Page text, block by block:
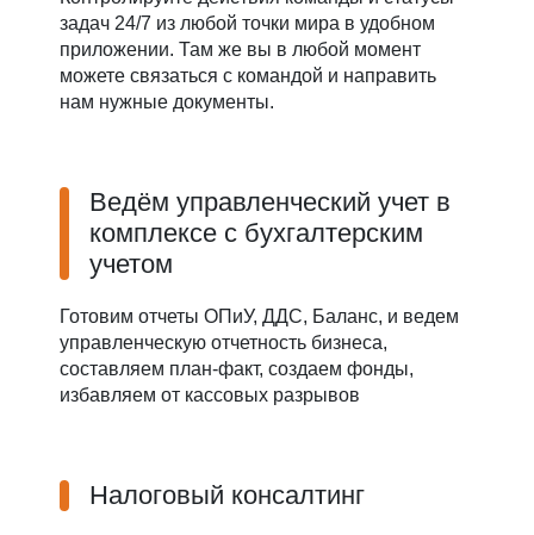
задач 24/7 из любой точки мира в удобном
приложении. Там же вы в любой момент
можете связаться с командой и направить
нам нужные документы.
Ведём управленческий учет в
комплексе с бухгалтерским
учетом
Готовим отчеты ОПиУ, ДДС, Баланс, и ведем
управленческую отчетность бизнеса,
составляем план-факт, создаем фонды,
избавляем от кассовых разрывов
Налоговый консалтинг